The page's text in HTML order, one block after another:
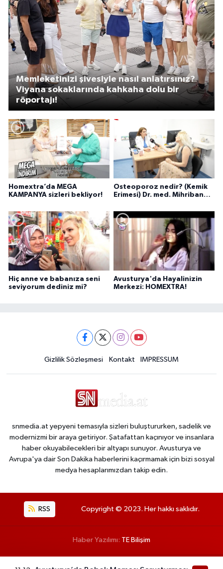
Homextra’da MEGA
KAMPANYA sizleri bekliyor!
Osteoporoz nedir? (Kemik
Erimesi) Dr. med. Mihriban
Memleketinizi şivesiyle nasıl anlatırsınız?
Viyana sokaklarında kahkaha dolu bir
röportajı!
Hiç anne ve babanıza seni
seviyorum dediniz mi?
Avusturya'da Hayalinizin
Merkezi: HOMEXTRA!
Gizlilik Sözleşmesi Kontakt IMPRESSUM
snmedia.at yepyeni temasıyla sizleri buluştururken, sadelik ve
modernizmi bir araya getiriyor. Şatafattan kaçınıyor ve insanlara
haber okuyabilecekleri bir altyapı sunuyor. Avusturya ve
Avrupa'ya dair Son Dakika haberlerini kaçırmamak için bizi sosyal
medya hesaplarımızdan takip edin.
RSS Copyright © 2023. Her hakkı saklıdır.
Haber Yazılımı: TE Bilişim